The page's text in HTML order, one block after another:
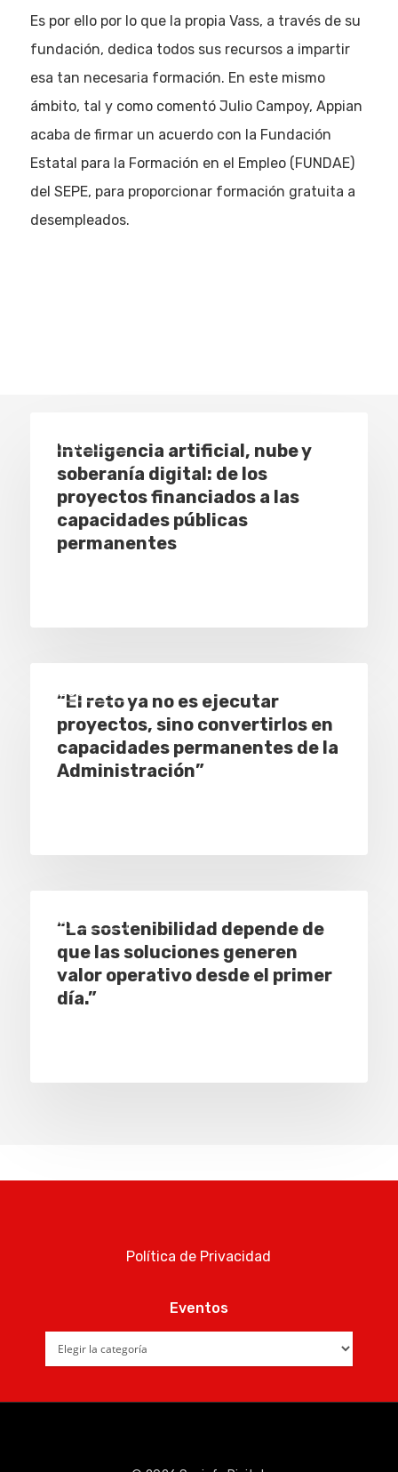
Es por ello por lo que la propia Vass, a través de su
fundación, dedica todos sus recursos a impartir
esa tan necesaria formación. En este mismo
ámbito, tal y como comentó Julio Campoy, Appian
acaba de firmar un acuerdo con la Fundación
Estatal para la Formación en el Empleo (FUNDAE)
del SEPE, para proporcionar formación gratuita a
desempleados.
Especial
Inteligencia artificial, nube y
soberanía digital: de los
proyectos financiados a las
capacidades públicas
permanentes
Especial
“El reto ya no es ejecutar
proyectos, sino convertirlos en
capacidades permanentes de la
Administración”
Especial
“La sostenibilidad depende de
que las soluciones generen
valor operativo desde el primer
día.”
Política de Privacidad
Eventos